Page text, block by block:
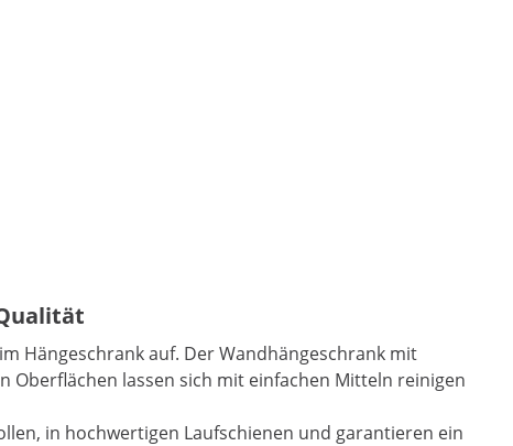
Hängeschrank auf. Der Wandhängeschrank mit
lassen sich mit einfachen Mitteln reinigen
in hochwertigen Laufschienen und garantieren ein